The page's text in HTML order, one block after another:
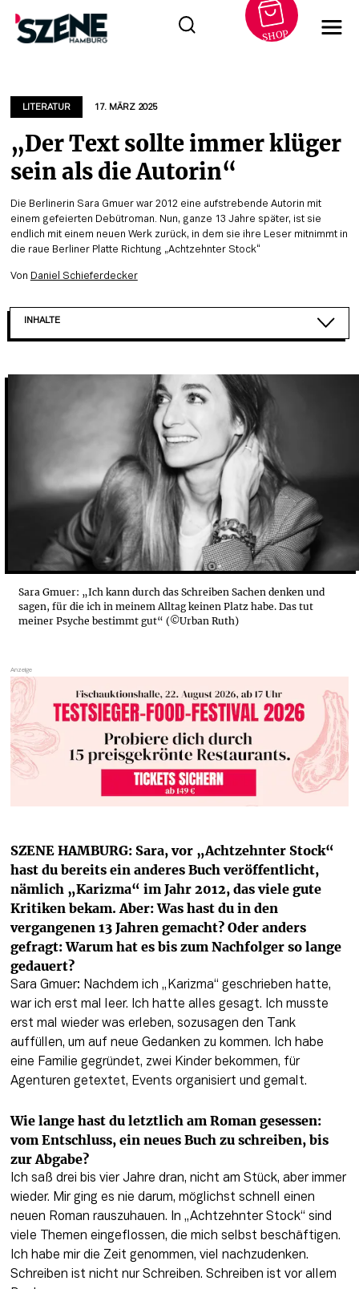
springen
SHOP
LITERATUR 17. MÄRZ 2025
„Der Text sollte immer klüger
sein als die Autorin“
Die Berlinerin Sara Gmuer war 2012 eine aufstrebende Autorin mit
einem gefeierten Debütroman. Nun, ganze 13 Jahre später, ist sie
endlich mit einem neuen Werk zurück, in dem sie ihre Leser mitnimmt in
die raue Berliner Platte Richtung „Achtzehnter Stock“
Von Daniel Schieferdecker
INHALTE
SARA GMUER: „ICH TAUSCHE MICH GERNE AUS“
SCHREIBEN TUT DER PSYCHE GUT
Sara Gmuer: „Ich kann durch das Schreiben Sachen denken und
sagen, für die ich in meinem Alltag keinen Platz habe. Das tut
meiner Psyche bestimmt gut“ (©Urban Ruth)
SZENE HAMBURG: Sara, vor „Achtzehnter Stock“
hast du bereits ein anderes Buch veröffentlicht,
nämlich „Karizma“ im Jahr 2012, das viele gute
Kritiken bekam. Aber: Was hast du in den
vergangenen 13 Jahren gemacht? Oder anders
gefragt: Warum hat es bis zum Nachfolger so lange
gedauert?
Sara Gmuer: Nachdem ich „Karizma“ geschrieben hatte,
war ich erst mal leer. Ich hatte alles gesagt. Ich musste
erst mal wieder was erleben, sozusagen den Tank
auffüllen, um auf neue Gedanken zu kommen. Ich habe
eine Familie gegründet, zwei Kinder bekommen, für
Agenturen getextet, Events organisiert und gemalt.
Wie lange hast du letztlich am Roman gesessen:
vom Entschluss, ein neues Buch zu schreiben, bis
zur Abgabe?
Ich saß drei bis vier Jahre dran, nicht am Stück, aber immer
wieder. Mir ging es nie darum, möglichst schnell einen
neuen Roman rauszuhauen. In „Achtzehnter Stock“ sind
viele Themen eingeflossen, die mich selbst beschäftigen.
Ich habe mir die Zeit genommen, viel nachzudenken.
Schreiben ist nicht nur Schreiben. Schreiben ist vor allem